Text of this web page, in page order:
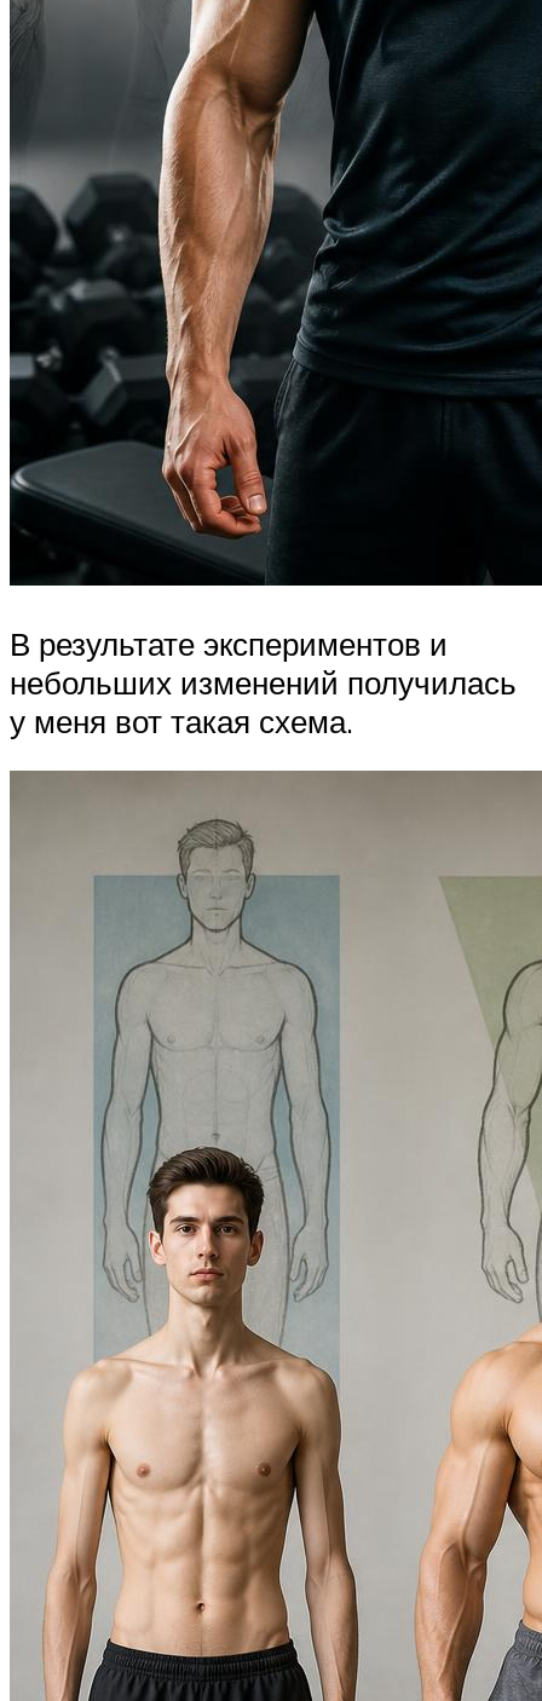
В результате экспериментов и
небольших изменений получилась
у меня вот такая схема.